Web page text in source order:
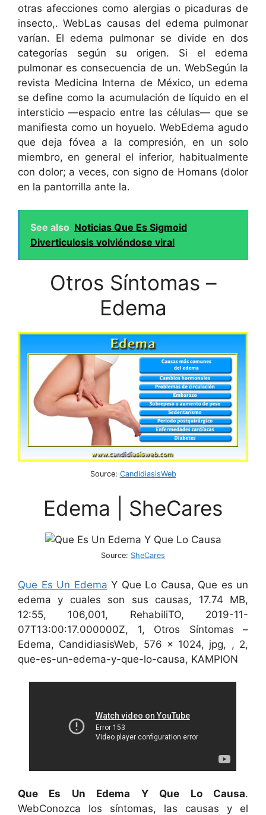
otras afecciones como alergias o picaduras de
insecto,. WebLas causas del edema pulmonar
varían. El edema pulmonar se divide en dos
categorías según su origen. Si el edema
pulmonar es consecuencia de un. WebSegún la
revista Medicina Interna de México, un edema
se define como la acumulación de líquido en el
intersticio —espacio entre las células— que se
manifiesta como un hoyuelo. WebEdema agudo
que deja fóvea a la compresión, en un solo
miembro, en general el inferior, habitualmente
con dolor; a veces, con signo de Homans (dolor
en la pantorrilla ante la.
See also Noticias Que Es Sigmoid
Diverticulosis volviéndose viral
Otros Síntomas –
Edema
Source: CandidiasisWeb
Edema | SheCares
Source: SheCares
Que Es Un Edema Y Que Lo Causa, Que es un
edema y cuales son sus causas, 17.74 MB,
12:55, 106,001, RehabiliTO, 2019-11-
07T13:00:17.000000Z, 1, Otros Síntomas –
Edema, CandidiasisWeb, 576 x 1024, jpg, , 2,
que-es-un-edema-y-que-lo-causa, KAMPION
Que Es Un Edema Y Que Lo Causa.
WebConozca los síntomas, las causas y el